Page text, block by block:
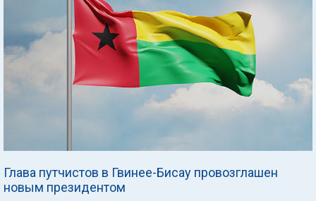
Глава путчистов в Гвинее-Бисау провозглашен
новым президентом